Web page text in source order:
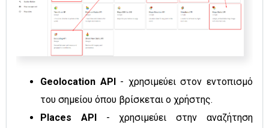
Geolocation API - χρησιμεύει στον εντοπισμό
του σημείου όπου βρίσκεται ο χρήστης.
Places API - χρησιμεύει στην αναζήτηση